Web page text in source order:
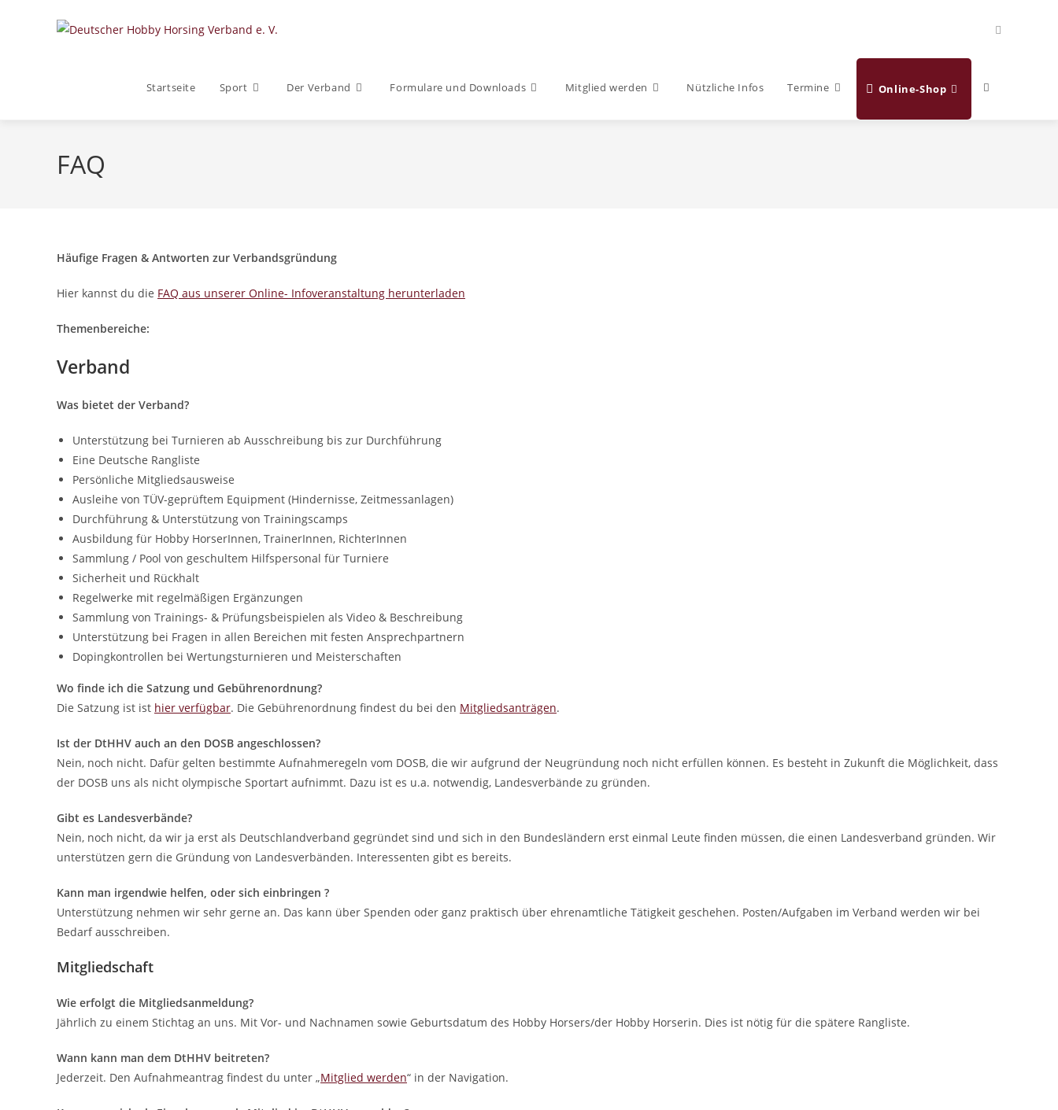
Startseite Sport Der Verband Formulare und Downloads Mitglied werden Nützliche Infos Termine Online-Shop Website-
FAQ
Häufige Fragen & Antworten zur Verbandsgründung
Hier kannst du die FAQ aus unserer Online- Infoveranstaltung herunterladen
Themenbereiche:
Verband
Was bietet der Verband?
Unterstützung bei Turnieren ab Ausschreibung bis zur Durchführung
Eine Deutsche Rangliste
Persönliche Mitgliedsausweise
Ausleihe von TÜV-geprüftem Equipment (Hindernisse, Zeitmessanlagen)
Durchführung & Unterstützung von Trainingscamps
Ausbildung für Hobby HorserInnen, TrainerInnen, RichterInnen
Sammlung / Pool von geschultem Hilfspersonal für Turniere
Sicherheit und Rückhalt
Regelwerke mit regelmäßigen Ergänzungen
Sammlung von Trainings- & Prüfungsbeispielen als Video & Beschreibung
Unterstützung bei Fragen in allen Bereichen mit festen Ansprechpartnern
Dopingkontrollen bei Wertungsturnieren und Meisterschaften
Wo finde ich die Satzung und Gebührenordnung?
Die Satzung ist ist hier verfügbar. Die Gebührenordnung findest du bei den Mitgliedsanträgen.
Ist der DtHHV auch an den DOSB angeschlossen?
Nein, noch nicht. Dafür gelten bestimmte Aufnahmeregeln vom DOSB, die wir aufgrund der Neugründung noch nicht erfüllen können. Es besteht in Zukunft die Möglichkeit, dass
der DOSB uns als nicht olympische Sportart aufnimmt. Dazu ist es u.a. notwendig, Landesverbände zu gründen.
Gibt es Landesverbände?
Nein, noch nicht, da wir ja erst als Deutschlandverband gegründet sind und sich in den Bundesländern erst einmal Leute finden müssen, die einen Landesverband gründen. Wir
unterstützen gern die Gründung von Landesverbänden. Interessenten gibt es bereits.
Kann man irgendwie helfen, oder sich einbringen ?
Unterstützung nehmen wir sehr gerne an. Das kann über Spenden oder ganz praktisch über ehrenamtliche Tätigkeit geschehen. Posten/Aufgaben im Verband werden wir bei
Bedarf ausschreiben.
Mitgliedschaft
Wie erfolgt die Mitgliedsanmeldung?
Jährlich zu einem Stichtag an uns. Mit Vor- und Nachnamen sowie Geburtsdatum des Hobby Horsers/der Hobby Horserin. Dies ist nötig für die spätere Rangliste.
Wann kann man dem DtHHV beitreten?
Jederzeit. Den Aufnahmeantrag findest du unter „Mitglied werden“ in der Navigation.